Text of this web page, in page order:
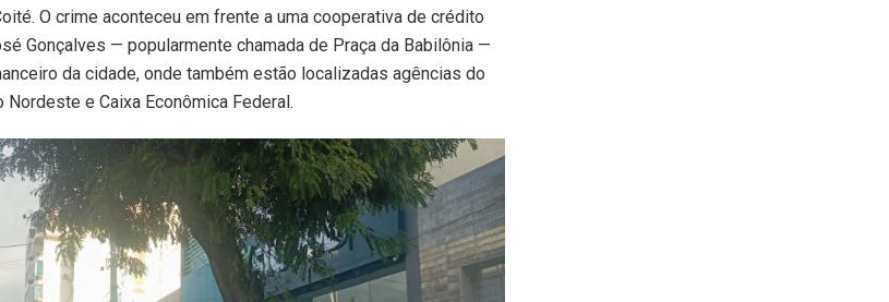
O crime aconteceu em frente a uma cooperativa de crédito
Gonçalves — popularmente chamada de Praça da Babilônia —
da cidade, onde também estão localizadas agências do
Nordeste e Caixa Econômica Federal.